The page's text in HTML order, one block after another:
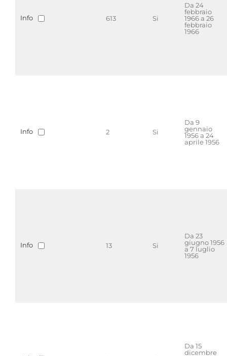
Info 613 Si
Da 24
febbraio
1966 a 26
febbraio
1966
Info 2 Si
Da 9
gennaio
1956 a 24
aprile 1956
Info 13 Si
Da 23
giugno 1956
a 7 luglio
1956
Da 15
dicembre